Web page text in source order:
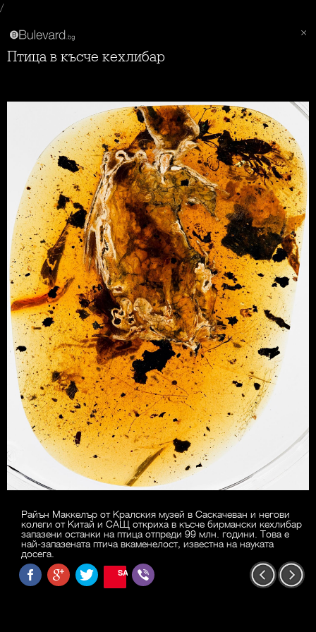
/
Птица в късче кехлибар
Райън Маккелър от Кралския музей в Саскачеван и негови
колеги от Китай и САЩ откриха в късче бирмански кехлибар
запазени останки на птица отпреди 99 млн. години. Това е
най-запазената птича вкаменелост, известна на науката
досега.
SAVE